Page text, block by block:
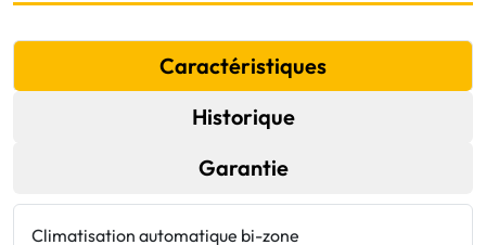
Caractéristiques
Historique
Garantie
Climatisation automatique bi-zone